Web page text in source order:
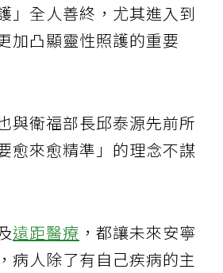
」全人善終，尤其進入到
加凸顯靈性照護的重要
與衛福部長邱泰源先前所
愈來愈精準」的理念不謀
遠距醫療 ，都讓未來安寧
病人除了有自己疾病的主